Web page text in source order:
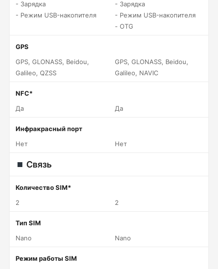
- Зарядка
- Режим USB-накопителя
- Зарядка
- Режим USB-накопителя
- OTG
GPS
GPS, GLONASS, Beidou,
Galileo, QZSS
GPS, GLONASS, Beidou,
Galileo, NAVIC
NFC*
Да
Да
Инфракрасный порт
Нет
Нет
Связь
Количество SIM*
2
2
Тип SIM
Nano
Nano
Режим работы SIM